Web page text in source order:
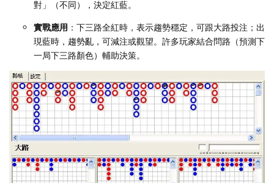
對」（不同），決定紅藍。
實戰應用 ：下三路全紅時，表示趨勢穩定，可跟大路投注；出
現藍時，趨勢亂，可減注或觀望。許多玩家結合問路（預測下
一局下三路顏色）輔助決策。